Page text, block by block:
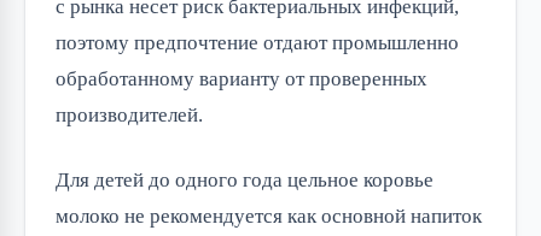
с рынка несет риск бактериальных инфекций,
поэтому предпочтение отдают промышленно
обработанному варианту от проверенных
производителей.
Для детей до одного года цельное коровье
молоко не рекомендуется как основной напиток